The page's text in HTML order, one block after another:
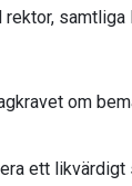
samtliga
om
ett likvärdigt